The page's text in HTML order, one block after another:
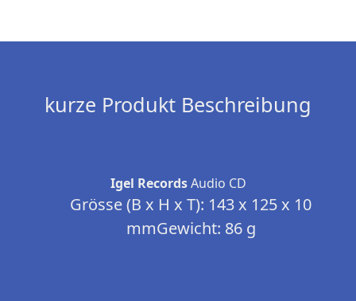
kurze Produkt Beschreibung
Igel RecordsAudio CD
Grösse (B x H x T): 143 x 125 x 10
mmGewicht: 86 g